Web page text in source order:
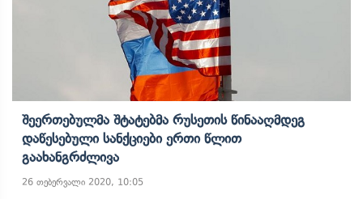
Შეერთებულმა Შტატებმა Რუსეთის Წინააღმდეგ
Დაწესებული Სანქციები Ერთი Წლით
Გაახანგრძლივა
26 თებერვალი 2020, 10:05